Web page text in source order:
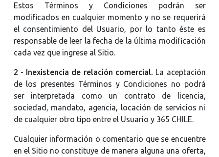
Estos Términos y Condiciones podrán ser
modificados en cualquier momento y no se requerirá
el consentimiento del Usuario, por lo tanto éste es
responsable de leer la fecha de la última modificación
cada vez que ingrese al Sitio.
2 - Inexistencia de relación comercial. La aceptación
de los presentes Términos y Condiciones no podrá
ser interpretada como un contrato de licencia,
sociedad, mandato, agencia, locación de servicios ni
de cualquier otro tipo entre el Usuario y 365 CHILE.
Cualquier información o comentario que se encuentre
en el Sitio no constituye de manera alguna una oferta,